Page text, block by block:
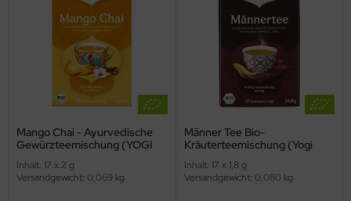
Mango Chai - Ayurvedische
Gewürzteemischung (YOGI
Inhalt: 17 x 2 g
Versandgewicht: 0,069 kg
Männer Tee Bio-
Kräuterteemischung (Yogi
Inhalt: 17 x 1,8 g
Versandgewicht: 0,080 kg